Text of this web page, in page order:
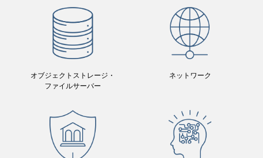
オブジェクトストレージ・
ファイルサーバー
ネットワーク